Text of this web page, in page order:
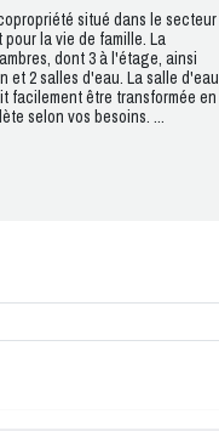
situé dans le secteur
la vie de famille. La
dont 3 à l'étage, ainsi
et 2 salles d'eau. La salle d'eau
facilement être transformée en
selon vos besoins. ...